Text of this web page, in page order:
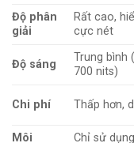
Độ phân
giải
Rất cao,
cực nét
Độ sáng
Trung bình
700 nits)
Chi phí Thấp hơn,
Môi
Chỉ sử